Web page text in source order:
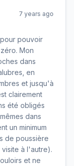
7 years ago
pouvoir
Mon
dans
en
et jusqu'à
clairement
été obligés
dans
un minimum
de poussière
à l'autre).
et ne